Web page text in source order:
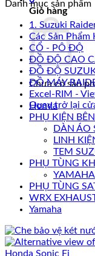
Giỏ hàng
Chưa có sản
Quay trở lại
Danh mục sản phẩm
1. Suzuki
Các Sản Phẩm
CỔ - PÔ ĐỘ
ĐỒ ĐỘ CAO
ĐỒ ĐỘ
ĐỒ MÁY
Excel-RIM -
Honda
PHỤ KIỆN
DÀN ÁO
LINH
TEM
PHỤ TÙNG
YAMAHA
PHỤ TÙNG
WRX
Yamaha